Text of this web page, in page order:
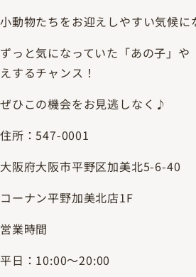
小動物たちをお迎えしやすい気候に
ずっと気になっていた「あの子」や
えするチャンス！
ぜひこの機会をお見逃しなく♪
住所：547-0001
大阪府大阪市平野区加美北5-6-40
コーナン平野加美北店1F
営業時間
平日：10:00～20:00